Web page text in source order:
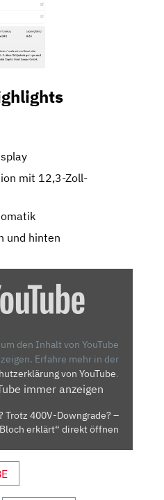
mit 12,3-Zoll-
und hinten
den Inhalt von YouTube
Erfahre mehr in der
von YouTube.
immer anzeigen
Trotz 400V-Downgrade? –
Bloch erklärt“ direkt öffnen